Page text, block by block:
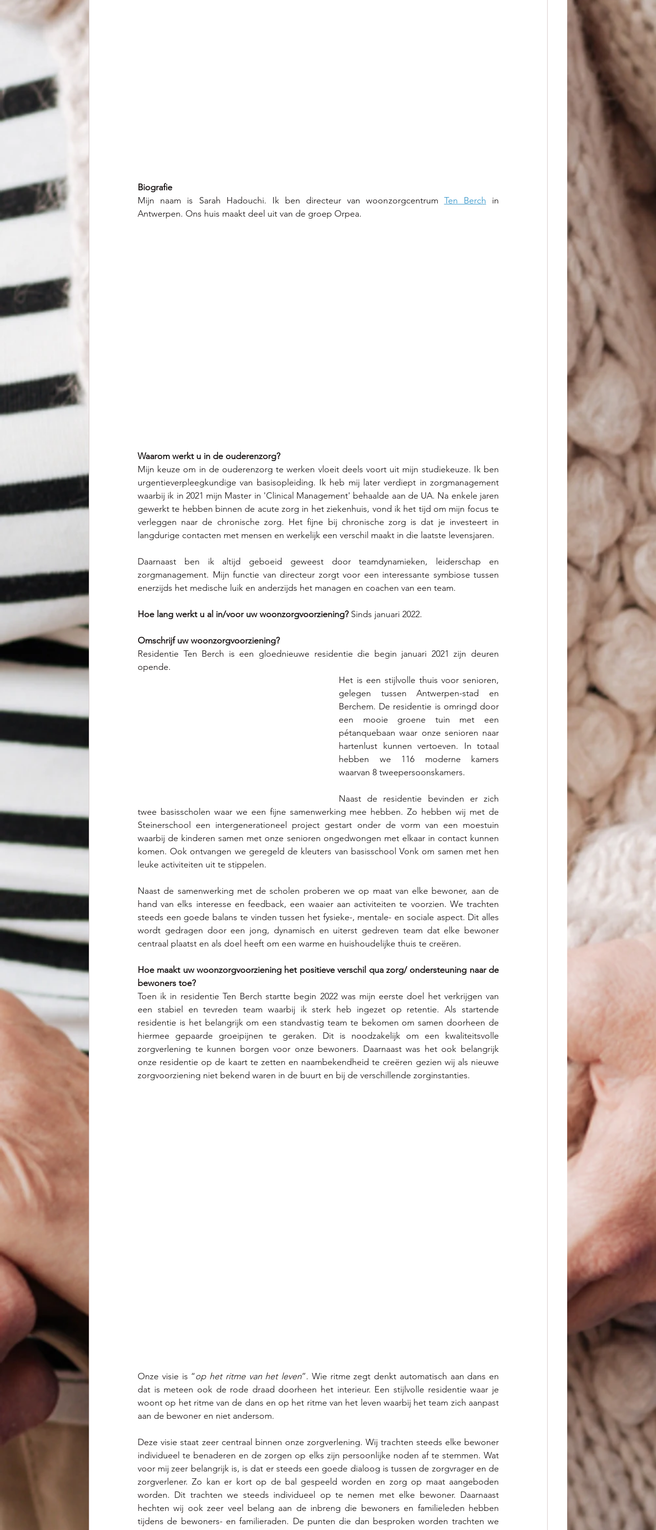
Biografie
Mijn naam is Sarah Hadouchi. Ik ben directeur van woonzorgcentrum Ten Berch in
Antwerpen. Ons huis maakt deel uit van de groep Orpea.
Waarom werkt u in de ouderenzorg?
Mijn keuze om in de ouderenzorg te werken vloeit deels voort uit mijn studiekeuze. Ik ben
urgentieverpleegkundige van basisopleiding. Ik heb mij later verdiept in zorgmanagement
waarbij ik in 2021 mijn Master in 'Clinical Management' behaalde aan de UA. Na enkele jaren
gewerkt te hebben binnen de acute zorg in het ziekenhuis, vond ik het tijd om mijn focus te
verleggen naar de chronische zorg. Het fijne bij chronische zorg is dat je investeert in
langdurige contacten met mensen en werkelijk een verschil maakt in die laatste levensjaren.
Daarnaast ben ik altijd geboeid geweest door teamdynamieken, leiderschap en
zorgmanagement. Mijn functie van directeur zorgt voor een interessante symbiose tussen
enerzijds het medische luik en anderzijds het managen en coachen van een team.
Hoe lang werkt u al in/voor uw woonzorgvoorziening? Sinds januari 2022.
Omschrijf uw woonzorgvoorziening?
Residentie Ten Berch is een gloednieuwe residentie die begin januari 2021 zijn deuren
opende.
Het is een stijlvolle thuis voor senioren,
gelegen tussen Antwerpen-stad en
Berchem. De residentie is omringd door
een mooie groene tuin met een
pétanquebaan waar onze senioren naar
hartenlust kunnen vertoeven. In totaal
hebben we 116 moderne kamers
waarvan 8 tweepersoonskamers.
Naast de residentie bevinden er zich
twee basisscholen waar we een fijne samenwerking mee hebben. Zo hebben wij met de
Steinerschool een intergenerationeel project gestart onder de vorm van een moestuin
waarbij de kinderen samen met onze senioren ongedwongen met elkaar in contact kunnen
komen. Ook ontvangen we geregeld de kleuters van basisschool Vonk om samen met hen
leuke activiteiten uit te stippelen.
Naast de samenwerking met de scholen proberen we op maat van elke bewoner, aan de
hand van elks interesse en feedback, een waaier aan activiteiten te voorzien. We trachten
steeds een goede balans te vinden tussen het fysieke-, mentale- en sociale aspect. Dit alles
wordt gedragen door een jong, dynamisch en uiterst gedreven team dat elke bewoner
centraal plaatst en als doel heeft om een warme en huishoudelijke thuis te creëren.
Hoe maakt uw woonzorgvoorziening het positieve verschil qua zorg/ ondersteuning naar de
bewoners toe?
Toen ik in residentie Ten Berch startte begin 2022 was mijn eerste doel het verkrijgen van
een stabiel en tevreden team waarbij ik sterk heb ingezet op retentie. Als startende
residentie is het belangrijk om een standvastig team te bekomen om samen doorheen de
hiermee gepaarde groeipijnen te geraken. Dit is noodzakelijk om een kwaliteitsvolle
zorgverlening te kunnen borgen voor onze bewoners. Daarnaast was het ook belangrijk
onze residentie op de kaart te zetten en naambekendheid te creëren gezien wij als nieuwe
zorgvoorziening niet bekend waren in de buurt en bij de verschillende zorginstanties.
Onze visie is “op het ritme van het leven”. Wie ritme zegt denkt automatisch aan dans en
dat is meteen ook de rode draad doorheen het interieur. Een stijlvolle residentie waar je
woont op het ritme van de dans en op het ritme van het leven waarbij het team zich aanpast
aan de bewoner en niet andersom.
Deze visie staat zeer centraal binnen onze zorgverlening. Wij trachten steeds elke bewoner
individueel te benaderen en de zorgen op elks zijn persoonlijke noden af te stemmen. Wat
voor mij zeer belangrijk is, is dat er steeds een goede dialoog is tussen de zorgvrager en de
zorgverlener. Zo kan er kort op de bal gespeeld worden en zorg op maat aangeboden
worden. Dit trachten we steeds individueel op te nemen met elke bewoner. Daarnaast
hechten wij ook zeer veel belang aan de inbreng die bewoners en familieleden hebben
tijdens de bewoners- en familieraden. De punten die dan besproken worden trachten we